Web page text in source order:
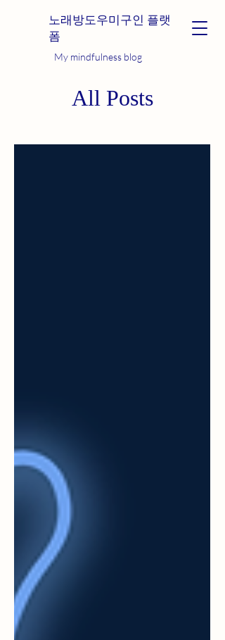
노래방도우미구인 플랫
폼
My mindfulness blog
All Posts